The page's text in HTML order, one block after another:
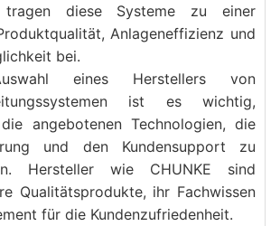
tragen diese Systeme zu einer
Anlageneffizienz und
bei.
eines Herstellers von
ist es wichtig,
angebotenen Technologien, die
und den Kundensupport zu
Hersteller wie CHUNKE sind
Qualitätsprodukte, ihr Fachwissen
für die Kundenzufriedenheit.